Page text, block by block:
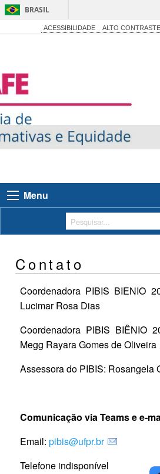
BRASIL
ACESSIBILIDADE ALTO CONTRASTE
Menu
Contato
Coordenadora PIBIS BIENIO
Lucimar Rosa Dias
Coordenadora PIBIS BIÊNIO
Megg Rayara Gomes de Oliveira
Assessora do PIBIS: Rosangela
Comunicação via Teams e e-
Email: pibis@ufpr.br
Telefone indisponível